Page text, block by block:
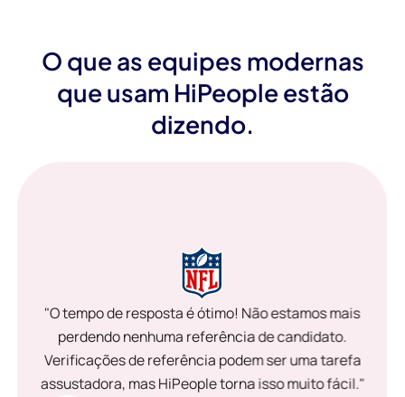
O que as equipes modernas
que usam HiPeople estão
dizendo.
"O tempo de resposta é ótimo! Não estamos mais
perdendo nenhuma referência de candidato.
Verificações de referência podem ser uma tarefa
assustadora, mas HiPeople torna isso muito fácil."